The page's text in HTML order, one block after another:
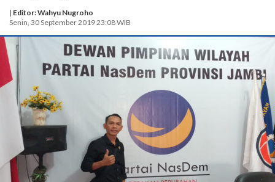
| Editor: Wahyu Nugroho
Senin, 30 September 2019 23:08 WIB